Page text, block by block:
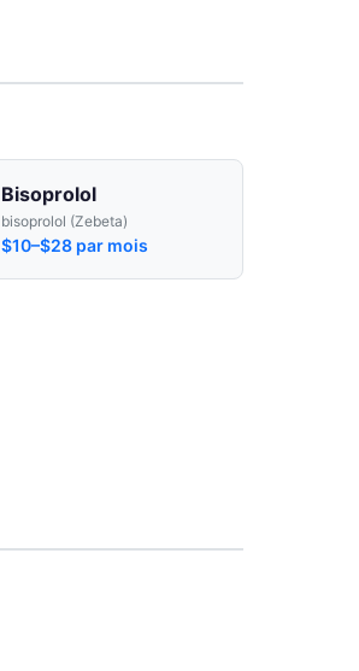
Bisoprolol
bisoprolol (Zebeta)
$10–$28 par mois